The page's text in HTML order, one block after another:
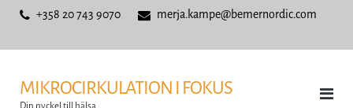
+358 20 743 9070 merja.kampe@bemernordic.com
MIKROCIRKULATION I FOKUS
Din nyckel till hälsa